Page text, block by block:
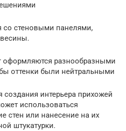
со стеновыми панелями,
оформляются разнообразными
оттенки были нейтральными
создания интерьера прихожей
использоваться
стен или нанесение на их
штукатурки.